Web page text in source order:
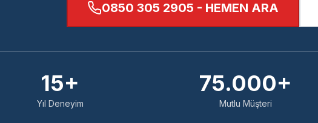
0850 305 2905 - HEMEN ARA
15+
Yıl Deneyim
75.000+
Mutlu Müşteri